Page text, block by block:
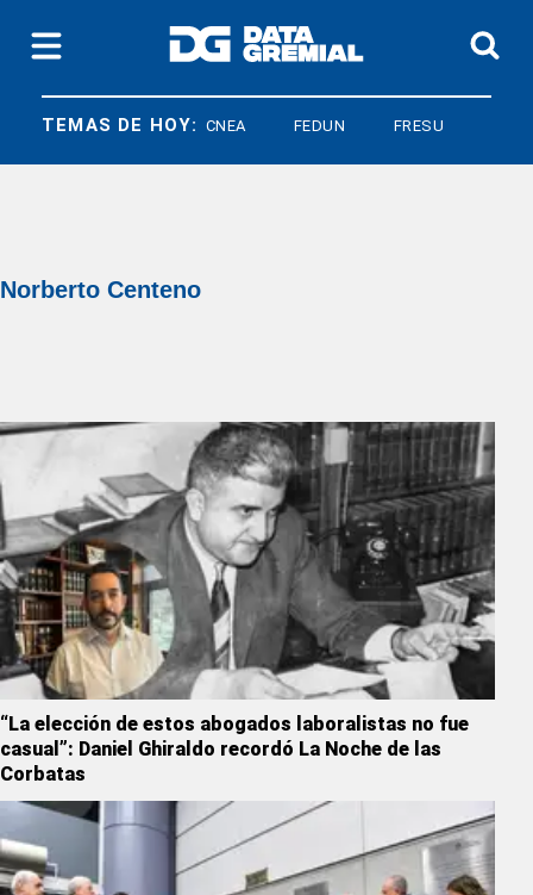
TEMAS DE HOY:CNEA FEDUN FRESU
Norberto Centeno
“La elección de estos abogados laboralistas no fue
casual”: Daniel Ghiraldo recordó La Noche de las
Corbatas